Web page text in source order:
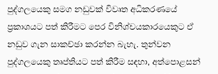
පුද්ගලයෙකු සමග නඩුවක් විවෘත අධිකරණයේ
ප්‍රකාශයට පත් කිරීමට පෙර විනිශ්චයකාරයෙකුට ඒ
නඩුව ගැන සාකච්ඡා කරන්න බැහැ. තුන්වන
පුද්ගලයෙකු තෘප්තියට පත් කිරීම සඳහා, අත්පොළසන්